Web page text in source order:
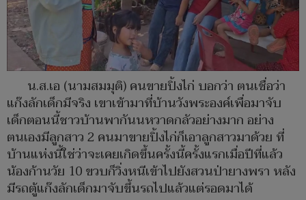
น.ส.เอ (นามสมมุติ) คนขายปิ้งไก่ บอกว่า ตนเชื่อว่า
แก๊งลักเด็กมีจริง เขาเข้ามาที่บ้านวังพระองค์เพื่อมาจับ
เด็กตอนนี้ชาวบ้านพากันนหวาดกลัวอย่างมาก อย่าง
ตนเองมีลูกสาว 2 คนมาขายปิ้งไก่ก็เอาลูกสาวมาด้วย ที่
บ้านแห่งนี้ใช่ว่าจะเคยเกิดขึ้นครั้งนี้ครั้งแรกเมื่อปีที่แล้ว
น้องก้านวัย 10 ขวบก็วิ่งหนีเข้าไปยังสวนป่ายางพรา หลัง
มีรถตู้แก๊งลักเด็กมาจับขึ้นรถไปแล้วแต่รอดมาได้